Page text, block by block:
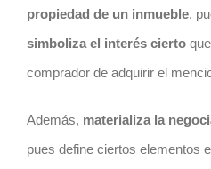
propiedad de un inmueble,
simboliza el interés ciertoque
comprador de adquirir el
Además, materializa la
pues define ciertos elementos